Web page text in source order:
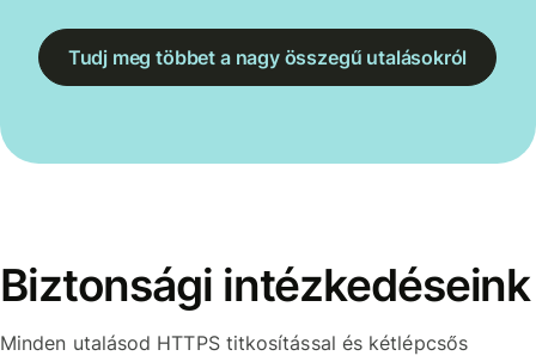
Tudj meg többet a nagy összegű utalásokról
Biztonsági intézkedéseink
Minden utalásod HTTPS titkosítással és kétlépcsős